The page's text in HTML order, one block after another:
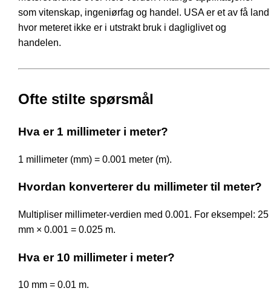
som vitenskap, ingeniørfag og handel. USA er et av få land
hvor meteret ikke er i utstrakt bruk i dagliglivet og
handelen.
Ofte stilte spørsmål
Hva er 1 millimeter i meter?
1 millimeter (mm) = 0.001 meter (m).
Hvordan konverterer du millimeter til meter?
Multipliser millimeter-verdien med 0.001. For eksempel: 25
mm × 0.001 = 0.025 m.
Hva er 10 millimeter i meter?
10 mm = 0.01 m.